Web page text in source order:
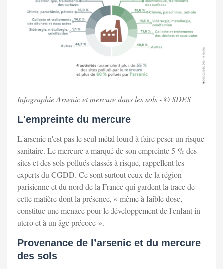
Infographie Arsenic et mercure dans les sols - © SDES
L'empreinte du mercure
L'arsenic n'est pas le seul métal lourd à faire peser un risque
sanitaire. Le mercure a marqué de son empreinte 5 % des
sites et des sols pollués classés à risque, rappellent les
experts du CGDD. Ce sont surtout ceux de la région
parisienne et du nord de la France qui gardent la trace de
cette matière dont la présence, « même à faible dose,
constitue une menace pour le développement de l'enfant in
utero et à un âge précoce ».
Provenance de l’arsenic et du mercure
des sols